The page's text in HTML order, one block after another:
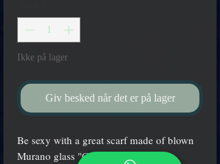
Ikke på lager
Giv besked når det er på lager
Be sexy with a great scarf made of blown
Murano glass "Conterie"!